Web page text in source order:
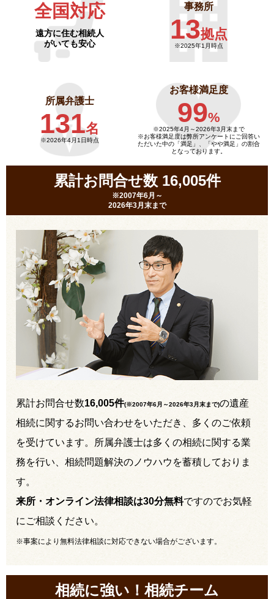
全国対応
遠方に住む相続人
がいても安心
事務所
13拠点
※2025年1月時点
所属弁護士
131名
※2026年4月1日時点
お客様満足度
99%
※2025年4月～2026年3月末まで
※お客様満足度は弊所アンケートにご回答い
ただいた中の「満足」、「やや満足」の割合
となっております。
累計お問合せ数 16,005件
※2007年6月～
2026年3月末まで
累計お問合せ数16,005件(※2007年6月～2026年3月末まで)の遺産
相続に関するお問い合わせをいただき、多くのご依頼
を受けています。所属弁護士は多くの相続に関する業
務を行い、相続問題解決のノウハウを蓄積しておりま
す。
来所・オンライン法律相談は30分無料ですのでお気軽
にご相談ください。
※事案により無料法律相談に対応できない場合がございます。
相続に強い！相続チーム